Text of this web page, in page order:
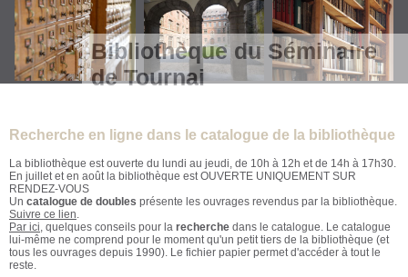
Bibliothèque du Séminaire
de Tournai
Recherche en ligne dans le catalogue de la bibliothèque
La bibliothèque est ouverte du lundi au jeudi, de 10h à 12h et de 14h à 17h30.
En juillet et en août la bibliothèque est OUVERTE UNIQUEMENT SUR
RENDEZ-VOUS
Un catalogue de doubles présente les ouvrages revendus par la bibliothèque.
Suivre ce lien.
Par ici, quelques conseils pour la recherche dans le catalogue. Le catalogue
lui-même ne comprend pour le moment qu'un petit tiers de la bibliothèque (et
tous les ouvrages depuis 1990). Le fichier papier permet d'accéder à tout le
reste.